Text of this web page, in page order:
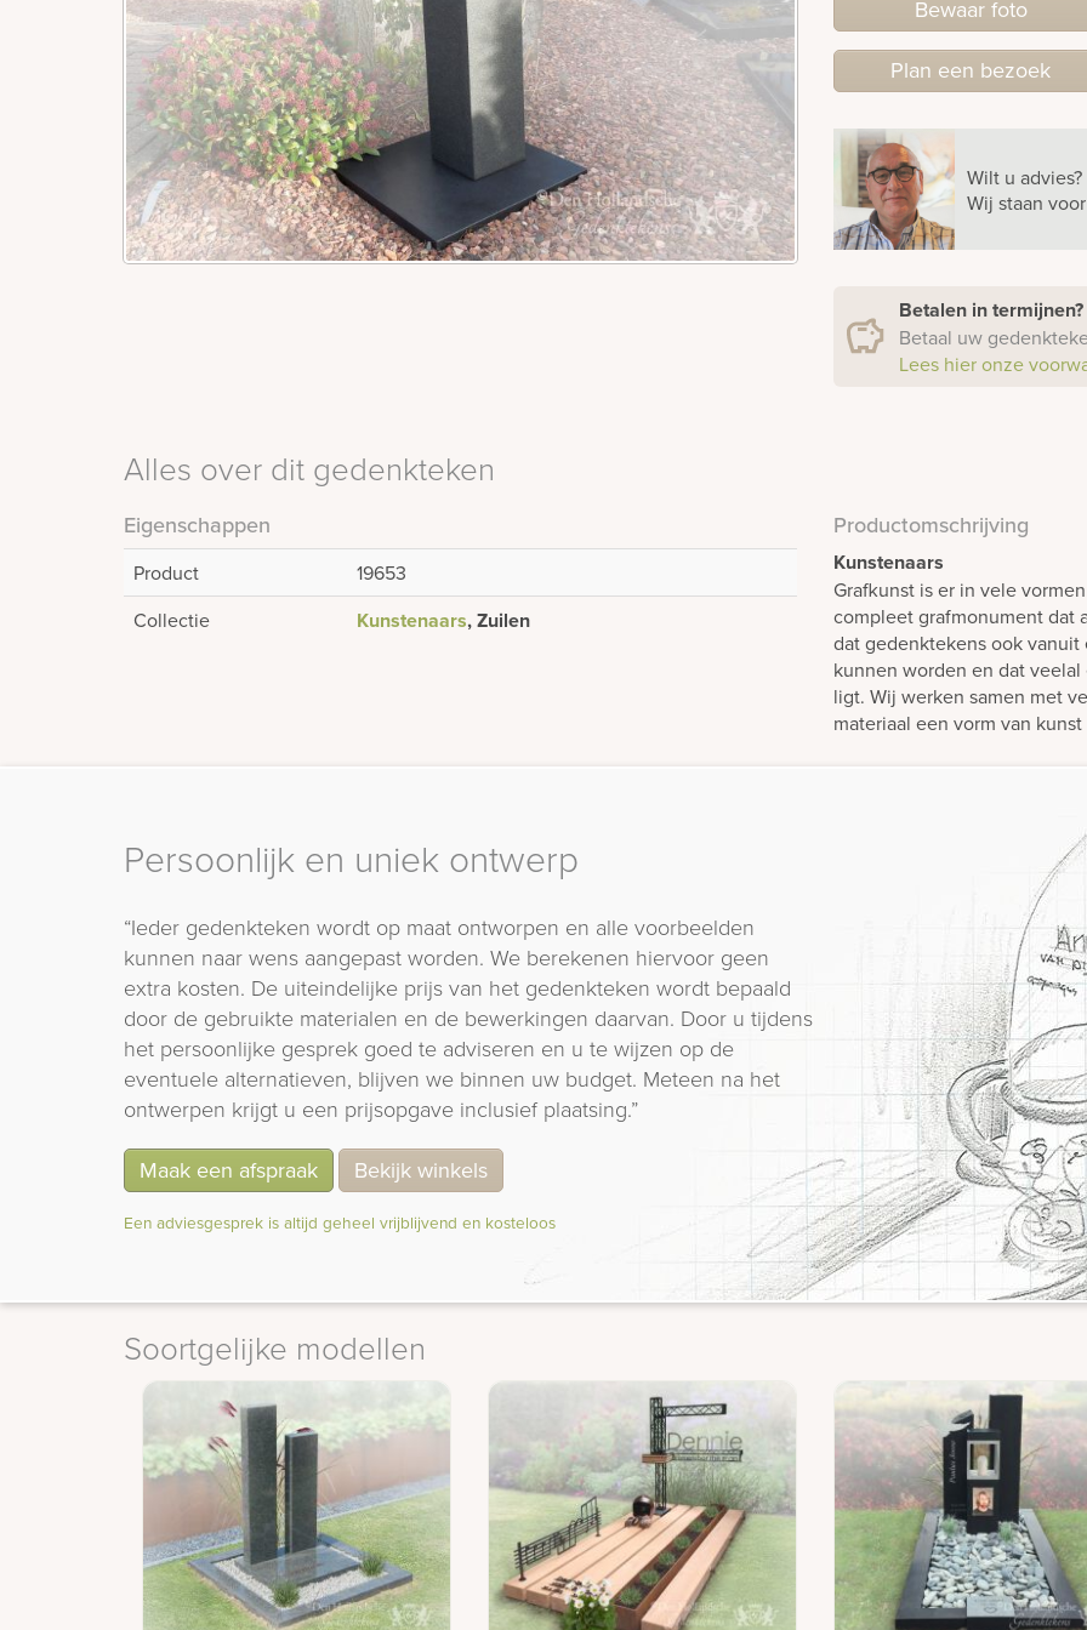
Bewaar foto
Plan een bezoek
Wilt u advies?
Wij staan
Betalen in termijnen?
Betaal uw
Lees hier onze
Alles over dit gedenkteken
Eigenschappen
Product
19653
Collectie
Kunstenaars, Zuilen
Productomschrijving
Kunstenaars
Grafkunst is er in vele
compleet grafmonument dat
dat gedenktekens ook
kunnen worden en dat
ligt. Wij werken samen met
materiaal een vorm van
Persoonlijk en uniek ontwerp
“Ieder gedenkteken wordt op maat ontworpen en alle voorbeelden
kunnen naar wens aangepast worden. We berekenen hiervoor geen
extra kosten. De uiteindelijke prijs van het gedenkteken wordt bepaald
door de gebruikte materialen en de bewerkingen daarvan. Door u tijdens
het persoonlijke gesprek goed te adviseren en u te wijzen op de
eventuele alternatieven, blijven we binnen uw budget. Meteen na het
ontwerpen krijgt u een prijsopgave inclusief plaatsing.”
Maak een afspraak Bekijk winkels
Een adviesgesprek is altijd geheel vrijblijvend en kosteloos
Soortgelijke modellen